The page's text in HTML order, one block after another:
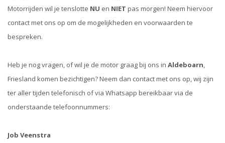
Motorrijden wil je tenslotte NU en NIET pas morgen! Neem hiervoor
contact met ons op om de mogelijkheden en voorwaarden te
bespreken.
Heb je nog vragen, of wil je de motor graag bij ons in Aldeboarn,
Friesland komen bezichtigen? Neem dan contact met ons op, wij zijn
ter aller tijden telefonisch of via Whatsapp bereikbaar via de
onderstaande telefoonnummers:
Job Veenstra